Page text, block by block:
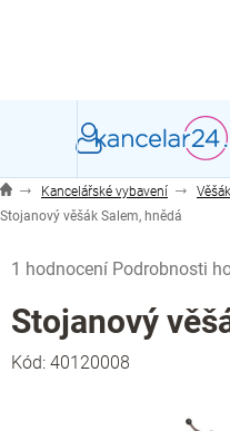
Kancelářské vybavení
Stojanový věšák Salem, hnědá
hodnocení
produktu
je
3,0
1 hodnocení Podrobnosti
Stojanový
Kód: 40120008